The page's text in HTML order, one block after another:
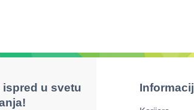
u svetu